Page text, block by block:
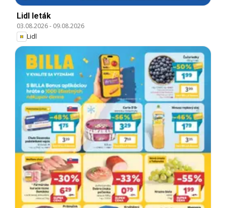
Lidl leták
03.08.2026- 09.08.2026
Lidl